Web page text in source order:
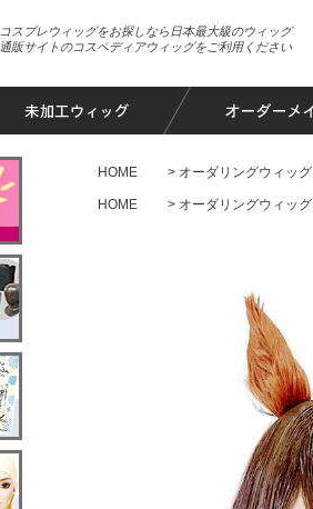
コスプレウィッグをお探しなら日本最大級のウィッグ
通販サイトのコスペディアウィッグをご利用ください
HOME オーダリングウィッグ
HOME オーダリングウィッグ